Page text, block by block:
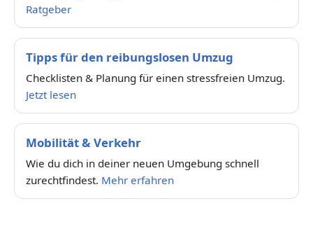
Ratgeber
Tipps für den reibungslosen Umzug
Checklisten & Planung für einen stressfreien Umzug.
Jetzt lesen
Mobilität & Verkehr
Wie du dich in deiner neuen Umgebung schnell
zurechtfindest. Mehr erfahren